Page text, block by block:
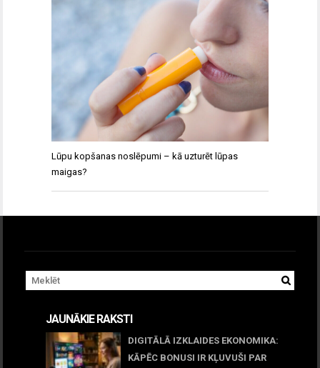
Lūpu kopšanas noslēpumi – kā uzturēt lūpas
maigas?
JAUNĀKIE RAKSTI
DIGITĀLĀ IZKLAIDES EKONOMIKA:
KĀPĒC BONUSI IR KĻUVUŠI PAR